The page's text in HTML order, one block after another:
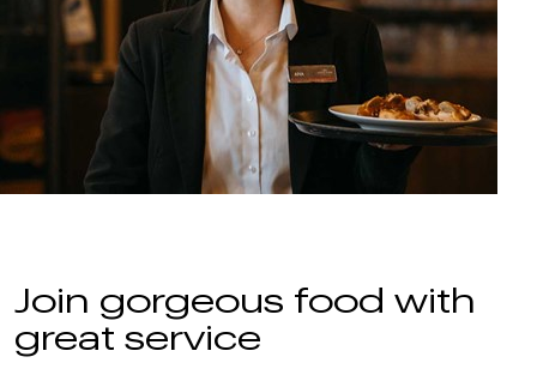
Join gorgeous food with
great service